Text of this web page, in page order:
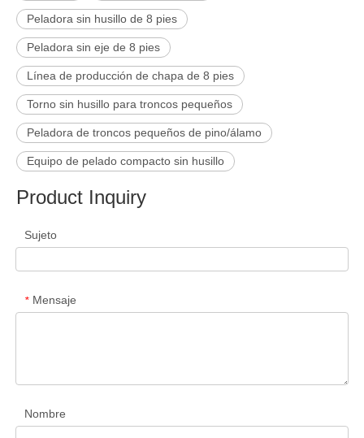
Peladora sin husillo de 8 pies
Peladora sin eje de 8 pies
Línea de producción de chapa de 8 pies
Torno sin husillo para troncos pequeños
Peladora de troncos pequeños de pino/álamo
Equipo de pelado compacto sin husillo
Product Inquiry
Sujeto
* Mensaje
Nombre